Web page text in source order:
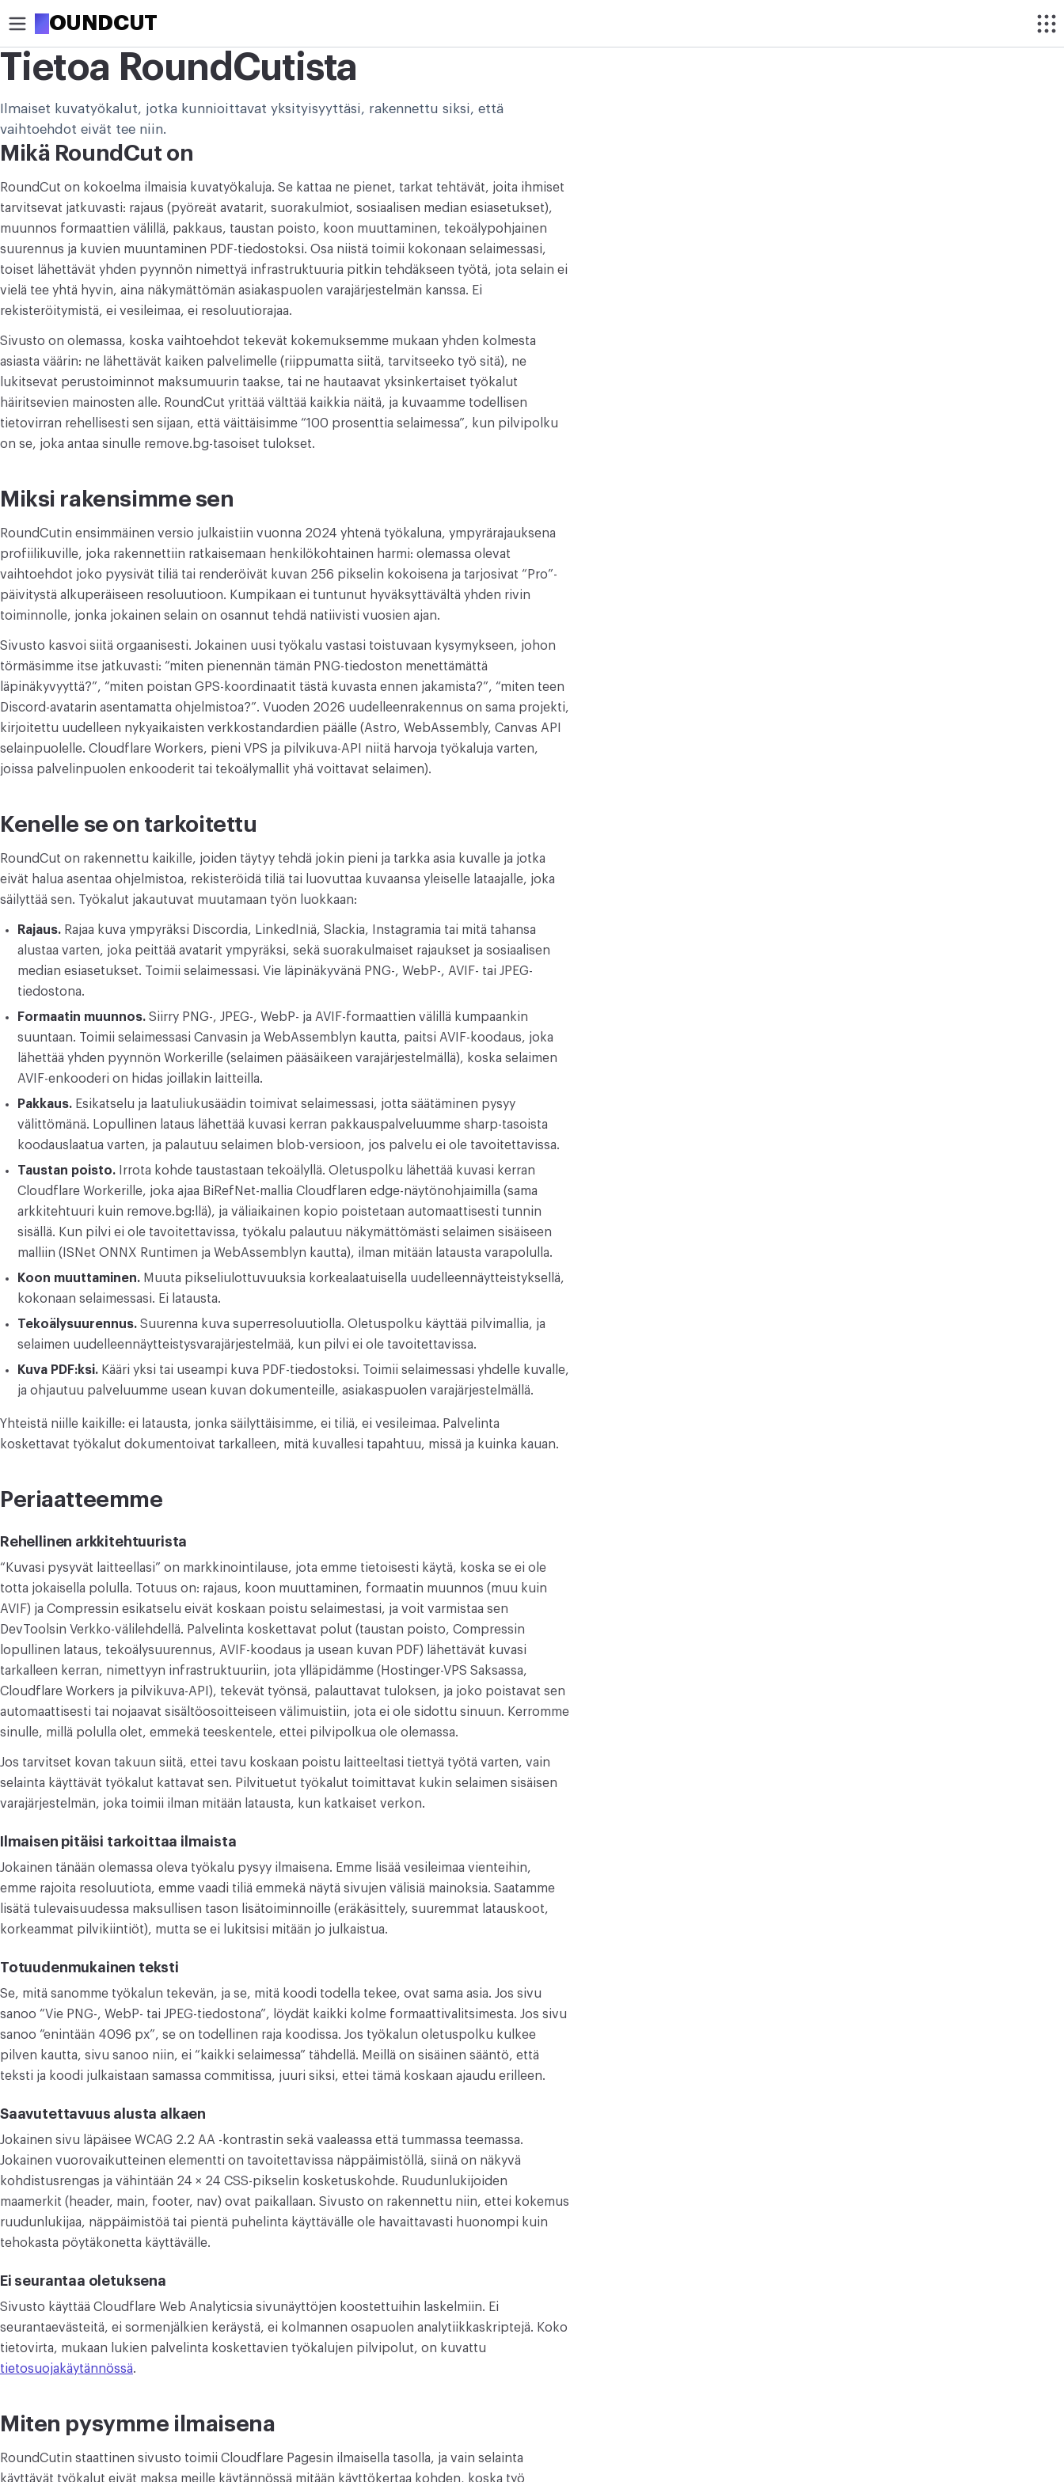
ROUNDCUT
RAJAA
Rajaa kuva
Rajaa kuva ympyrään
OPTIMOI
Pakkaa kuva
Poista tausta
Suurenna kuvaa
MUOKKAA
Muuta kuvan kokoa
MUUNNA
Muunna
MUUT
Tietoa RoundCutista
Ilmaiset kuvatyökalut, jotka kunnioittavat yksityisyyttäsi, rakennettu siksi, että
vaihtoehdot eivät tee niin.
Mikä RoundCut on
RoundCut on kokoelma ilmaisia kuvatyökaluja. Se kattaa ne pienet, tarkat tehtävät, joita ihmiset
tarvitsevat jatkuvasti: rajaus (pyöreät avatarit, suorakulmiot, sosiaalisen median esiasetukset),
muunnos formaattien välillä, pakkaus, taustan poisto, koon muuttaminen, tekoälypohjainen
suurennus ja kuvien muuntaminen PDF-tiedostoksi. Osa niistä toimii kokonaan selaimessasi,
toiset lähettävät yhden pyynnön nimettyä infrastruktuuria pitkin tehdäkseen työtä, jota selain ei
vielä tee yhtä hyvin, aina näkymättömän asiakaspuolen varajärjestelmän kanssa. Ei
rekisteröitymistä, ei vesileimaa, ei resoluutiorajaa.
Sivusto on olemassa, koska vaihtoehdot tekevät kokemuksemme mukaan yhden kolmesta
asiasta väärin: ne lähettävät kaiken palvelimelle (riippumatta siitä, tarvitseeko työ sitä), ne
lukitsevat perustoiminnot maksumuurin taakse, tai ne hautaavat yksinkertaiset työkalut
häiritsevien mainosten alle. RoundCut yrittää välttää kaikkia näitä, ja kuvaamme todellisen
tietovirran rehellisesti sen sijaan, että väittäisimme “100 prosenttia selaimessa”, kun pilvipolku
on se, joka antaa sinulle remove.bg-tasoiset tulokset.
Miksi rakensimme sen
RoundCutin ensimmäinen versio julkaistiin vuonna 2024 yhtenä työkaluna, ympyrärajauksena
profiilikuville, joka rakennettiin ratkaisemaan henkilökohtainen harmi: olemassa olevat
vaihtoehdot joko pyysivät tiliä tai renderöivät kuvan 256 pikselin kokoisena ja tarjosivat “Pro”-
päivitystä alkuperäiseen resoluutioon. Kumpikaan ei tuntunut hyväksyttävältä yhden rivin
toiminnolle, jonka jokainen selain on osannut tehdä natiivisti vuosien ajan.
Sivusto kasvoi siitä orgaanisesti. Jokainen uusi työkalu vastasi toistuvaan kysymykseen, johon
törmäsimme itse jatkuvasti: “miten pienennän tämän PNG-tiedoston menettämättä
läpinäkyvyyttä?”, “miten poistan GPS-koordinaatit tästä kuvasta ennen jakamista?”, “miten teen
Discord-avatarin asentamatta ohjelmistoa?”. Vuoden 2026 uudelleenrakennus on sama projekti,
kirjoitettu uudelleen nykyaikaisten verkkostandardien päälle (Astro, WebAssembly, Canvas API
selainpuolelle. Cloudflare Workers, pieni VPS ja pilvikuva-API niitä harvoja työkaluja varten,
joissa palvelinpuolen enkooderit tai tekoälymallit yhä voittavat selaimen).
Kenelle se on tarkoitettu
RoundCut on rakennettu kaikille, joiden täytyy tehdä jokin pieni ja tarkka asia kuvalle ja jotka
eivät halua asentaa ohjelmistoa, rekisteröidä tiliä tai luovuttaa kuvaansa yleiselle lataajalle, joka
säilyttää sen. Työkalut jakautuvat muutamaan työn luokkaan:
Rajaus. Rajaa kuva ympyräksi Discordia, LinkedIniä, Slackia, Instagramia tai mitä tahansa
alustaa varten, joka peittää avatarit ympyräksi, sekä suorakulmaiset rajaukset ja sosiaalisen
median esiasetukset. Toimii selaimessasi. Vie läpinäkyvänä PNG-, WebP-, AVIF- tai JPEG-
tiedostona.
Formaatin muunnos. Siirry PNG-, JPEG-, WebP- ja AVIF-formaattien välillä kumpaankin
suuntaan. Toimii selaimessasi Canvasin ja WebAssemblyn kautta, paitsi AVIF-koodaus, joka
lähettää yhden pyynnön Workerille (selaimen pääsäikeen varajärjestelmällä), koska selaimen
AVIF-enkooderi on hidas joillakin laitteilla.
Pakkaus. Esikatselu ja laatuliukusäädin toimivat selaimessasi, jotta säätäminen pysyy
välittömänä. Lopullinen lataus lähettää kuvasi kerran pakkauspalveluumme sharp-tasoista
koodauslaatua varten, ja palautuu selaimen blob-versioon, jos palvelu ei ole tavoitettavissa.
Taustan poisto. Irrota kohde taustastaan tekoälyllä. Oletuspolku lähettää kuvasi kerran
Cloudflare Workerille, joka ajaa BiRefNet-mallia Cloudflaren edge-näytönohjaimilla (sama
arkkitehtuuri kuin remove.bg:llä), ja väliaikainen kopio poistetaan automaattisesti tunnin
sisällä. Kun pilvi ei ole tavoitettavissa, työkalu palautuu näkymättömästi selaimen sisäiseen
malliin (ISNet ONNX Runtimen ja WebAssemblyn kautta), ilman mitään latausta varapolulla.
Koon muuttaminen. Muuta pikseliulottuvuuksia korkealaatuisella uudelleennäytteistyksellä,
kokonaan selaimessasi. Ei latausta.
Tekoälysuurennus. Suurenna kuva superresoluutiolla. Oletuspolku käyttää pilvimallia, ja
selaimen uudelleennäytteistysvarajärjestelmää, kun pilvi ei ole tavoitettavissa.
Kuva PDF:ksi. Kääri yksi tai useampi kuva PDF-tiedostoksi. Toimii selaimessasi yhdelle kuvalle,
ja ohjautuu palveluumme usean kuvan dokumenteille, asiakaspuolen varajärjestelmällä.
Yhteistä niille kaikille: ei latausta, jonka säilyttäisimme, ei tiliä, ei vesileimaa. Palvelinta
koskettavat työkalut dokumentoivat tarkalleen, mitä kuvallesi tapahtuu, missä ja kuinka kauan.
Periaatteemme
Rehellinen arkkitehtuurista
“Kuvasi pysyvät laitteellasi” on markkinointilause, jota emme tietoisesti käytä, koska se ei ole
totta jokaisella polulla. Totuus on: rajaus, koon muuttaminen, formaatin muunnos (muu kuin
AVIF) ja Compressin esikatselu eivät koskaan poistu selaimestasi, ja voit varmistaa sen
DevToolsin Verkko-välilehdellä. Palvelinta koskettavat polut (taustan poisto, Compressin
lopullinen lataus, tekoälysuurennus, AVIF-koodaus ja usean kuvan PDF) lähettävät kuvasi
tarkalleen kerran, nimettyyn infrastruktuuriin, jota ylläpidämme (Hostinger-VPS Saksassa,
Cloudflare Workers ja pilvikuva-API), tekevät työnsä, palauttavat tuloksen, ja joko poistavat sen
automaattisesti tai nojaavat sisältöosoitteiseen välimuistiin, jota ei ole sidottu sinuun. Kerromme
sinulle, millä polulla olet, emmekä teeskentele, ettei pilvipolkua ole olemassa.
Jos tarvitset kovan takuun siitä, ettei tavu koskaan poistu laitteeltasi tiettyä työtä varten, vain
selainta käyttävät työkalut kattavat sen. Pilvituetut työkalut toimittavat kukin selaimen sisäisen
varajärjestelmän, joka toimii ilman mitään latausta, kun katkaiset verkon.
Ilmaisen pitäisi tarkoittaa ilmaista
Jokainen tänään olemassa oleva työkalu pysyy ilmaisena. Emme lisää vesileimaa vienteihin,
emme rajoita resoluutiota, emme vaadi tiliä emmekä näytä sivujen välisiä mainoksia. Saatamme
lisätä tulevaisuudessa maksullisen tason lisätoiminnoille (eräkäsittely, suuremmat latauskoot,
korkeammat pilvikiintiöt), mutta se ei lukitsisi mitään jo julkaistua.
Totuudenmukainen teksti
Se, mitä sanomme työkalun tekevän, ja se, mitä koodi todella tekee, ovat sama asia. Jos sivu
sanoo “Vie PNG-, WebP- tai JPEG-tiedostona”, löydät kaikki kolme formaattivalitsimesta. Jos sivu
sanoo “enintään 4096 px”, se on todellinen raja koodissa. Jos työkalun oletuspolku kulkee
pilven kautta, sivu sanoo niin, ei “kaikki selaimessa” tähdellä. Meillä on sisäinen sääntö, että
teksti ja koodi julkaistaan samassa commitissa, juuri siksi, ettei tämä koskaan ajaudu erilleen.
Saavutettavuus alusta alkaen
Jokainen sivu läpäisee WCAG 2.2 AA -kontrastin sekä vaaleassa että tummassa teemassa.
Jokainen vuorovaikutteinen elementti on tavoitettavissa näppäimistöllä, siinä on näkyvä
kohdistusrengas ja vähintään 24 × 24 CSS-pikselin kosketuskohde. Ruudunlukijoiden
maamerkit (header, main, footer, nav) ovat paikallaan. Sivusto on rakennettu niin, ettei kokemus
ruudunlukijaa, näppäimistöä tai pientä puhelinta käyttävälle ole havaittavasti huonompi kuin
tehokasta pöytäkonetta käyttävälle.
Ei seurantaa oletuksena
Sivusto käyttää Cloudflare Web Analyticsia sivunäyttöjen koostettuihin laskelmiin. Ei
seurantaevästeitä, ei sormenjälkien keräystä, ei kolmannen osapuolen analytiikkaskriptejä. Koko
tietovirta, mukaan lukien palvelinta koskettavien työkalujen pilvipolut, on kuvattu
tietosuojakäytännössä.
Miten pysymme ilmaisena
RoundCutin staattinen sivusto toimii Cloudflare Pagesin ilmaisella tasolla, ja vain selainta
käyttävät työkalut eivät maksa meille käytännössä mitään käyttökertaa kohden, koska työ